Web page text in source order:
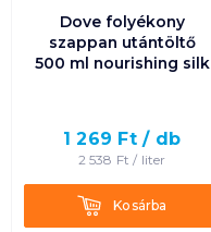
Dove folyékony
szappan utántöltő
500 ml nourishing silk
1 269 Ft / db
2 538 Ft / liter
KosárbaKosárba